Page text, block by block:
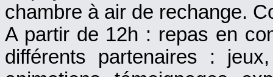
chambre à air de rechange.
A partir de 12h : repas en
différents partenaires :